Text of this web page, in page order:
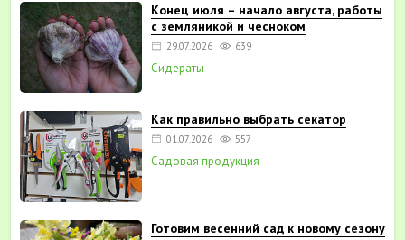
Конец июля – начало августа, работы
с земляникой и чесноком
29.07.2026 639
Сидераты
Как правильно выбрать секатор
01.07.2026 557
Садовая продукция
Готовим весенний сад к новому сезону